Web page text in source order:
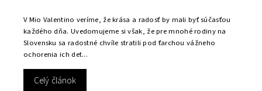
V Mio Valentino veríme, že krása a radosť by mali byť súčasťou
každého dňa. Uvedomujeme si však, že pre mnohé rodiny na
Slovensku sa radostné chvíle stratili pod ťarchou vážneho
ochorenia ich det...
Celý článok